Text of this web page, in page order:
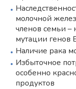
молочной
членов семьи –
мутации генов
Наличие рака
Избыточное
особенно
продуктов